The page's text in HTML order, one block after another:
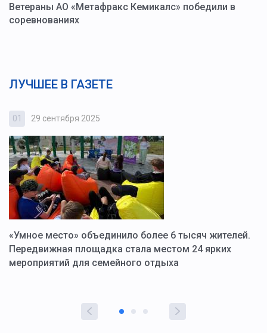
Ветераны АО «Метафракс Кемикалс» победили в
соревнованиях
ЛУЧШЕЕ В ГАЗЕТЕ
01 29 сентября 2025
«Умное место» объединило более 6 тысяч жителей.
Передвижная площадка стала местом 24 ярких
мероприятий для семейного отдыха